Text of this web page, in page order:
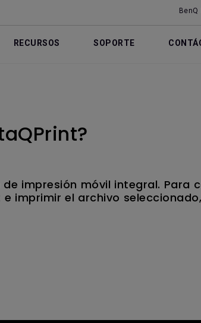
RECURSOS SOPORTE
impresión móvil integral. Para
imprimir el archivo